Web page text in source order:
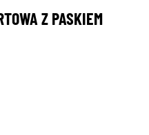
Z PASKIEM